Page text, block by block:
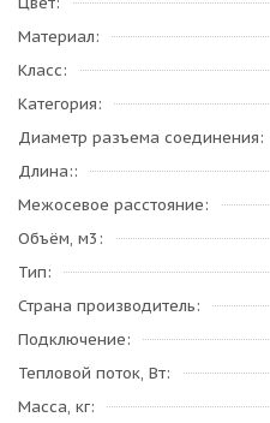
Материал
Класс
Категория
Диаметр разъема соединения
Длина:
Межосевое расстояние
Объём, м3
Тип
Страна производитель
Подключение
Тепловой поток, Вт
Масса, кг